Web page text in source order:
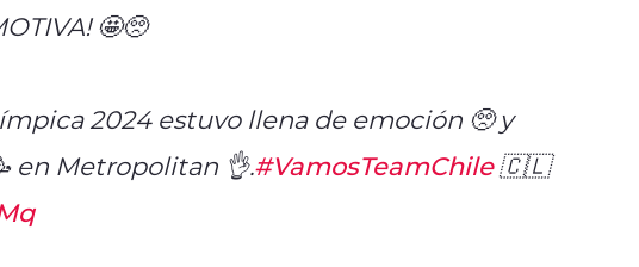
🤩🥺
2024 estuvo llena de emoción 🥺 y
en Metropolitan 👌.#VamosTeamChile🇨🇱